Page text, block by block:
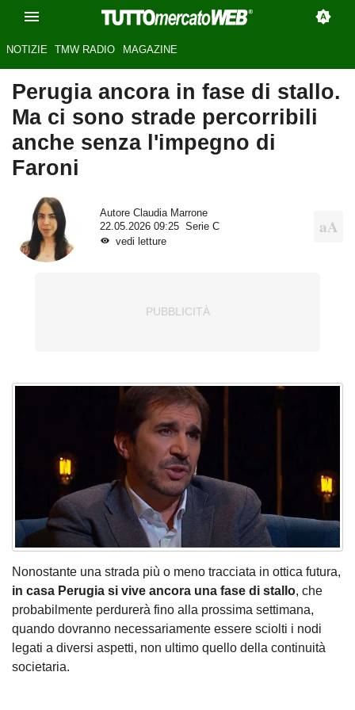
NOTIZIE TMW RADIO MAGAZINE
Perugia ancora in fase di stallo.
Ma ci sono strade percorribili
anche senza l'impegno di
Faroni
Autore Claudia Marrone
22.05.2026 09:25
Serie C
vedi letture
Nonostante una strada più o meno tracciata in ottica futura,
in casa Perugia si vive ancora una fase di stallo, che
probabilmente perdurerà fino alla prossima settimana,
quando dovranno necessariamente essere sciolti i nodi
legati a diversi aspetti, non ultimo quello della continuità
societaria.